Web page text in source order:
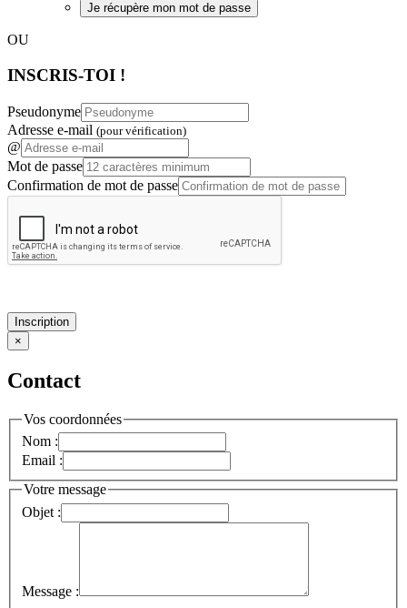
Je récupère mon mot de passe
OU
INSCRIS-TOI !
Pseudonyme
Adresse e-mail (pour vérification)
@
Mot de passe
Confirmation de mot de passe
Inscription
×
Contact
Vos coordonnées
Nom :
Email :
Votre message
Objet :
Message :